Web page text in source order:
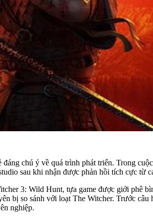
đáng chú ý về quá trình phát triển. Trong
sau khi nhận được phản hồi tích cực từ
3: Wild Hunt, tựa game được giới phê
bị so sánh với loạt The Witcher. Trước câu
nghiệp.